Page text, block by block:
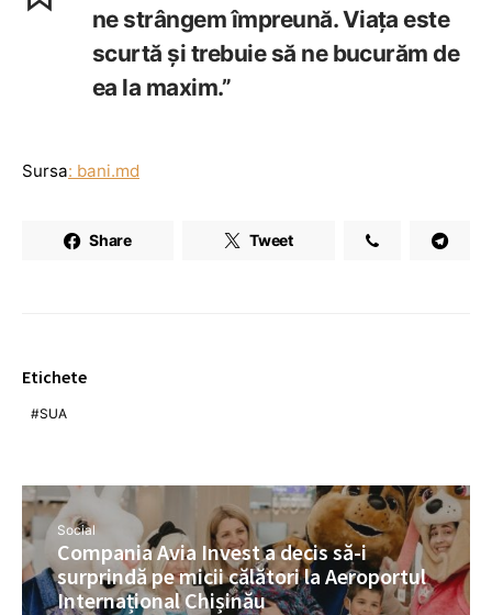
ne strângem împreună. Viața este
scurtă și trebuie să ne bucurăm de
ea la maxim.”
Sursa: bani.md
Share Tweet
Etichete
SUA
Social
Compania Avia Invest a decis să-i
surprindă pe micii călători la Aeroportul
Internațional Chișinău